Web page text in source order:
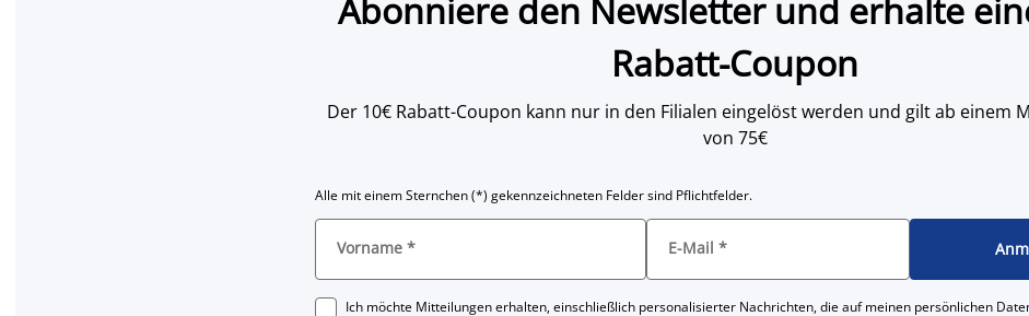
Abonniere den Newsletter und erhalte
Rabatt-Coupon
Der 10€ Rabatt-Coupon kann nur in den Filialen eingelöst werden und gilt ab einem
von 75€
Alle mit einem Sternchen (*) gekennzeichneten Felder sind Pflichtfelder.
Vorname * E-Mail *
Ich möchte Mitteilungen erhalten, einschließlich personalisierter Nachrichten, die auf meinen persönlichen